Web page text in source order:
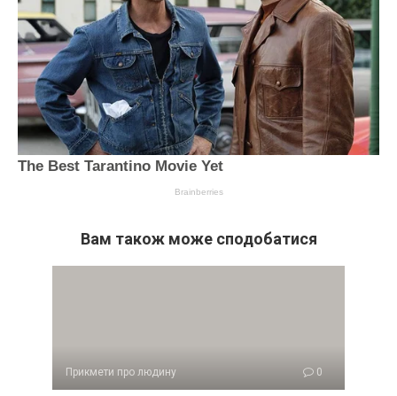
Вам також може сподобатися
Прикмети про людину 0